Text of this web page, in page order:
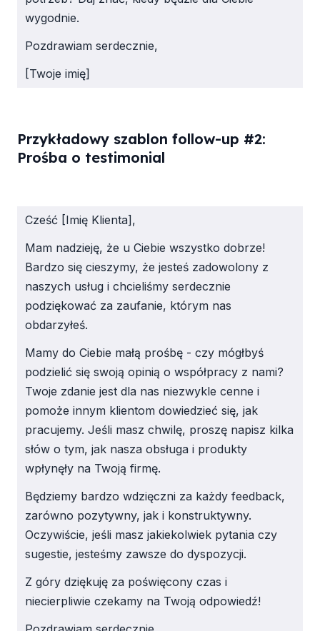
wygodnie.
Pozdrawiam serdecznie,
[Twoje imię]
Przykładowy szablon follow-up #2:
Prośba o testimonial
Cześć [Imię Klienta],
Mam nadzieję, że u Ciebie wszystko dobrze!
Bardzo się cieszymy, że jesteś zadowolony z
naszych usług i chcieliśmy serdecznie
podziękować za zaufanie, którym nas
obdarzyłeś.
Mamy do Ciebie małą prośbę - czy mógłbyś
podzielić się swoją opinią o współpracy z nami?
Twoje zdanie jest dla nas niezwykle cenne i
pomoże innym klientom dowiedzieć się, jak
pracujemy. Jeśli masz chwilę, proszę napisz kilka
słów o tym, jak nasza obsługa i produkty
wpłynęły na Twoją firmę.
Będziemy bardzo wdzięczni za każdy feedback,
zarówno pozytywny, jak i konstruktywny.
Oczywiście, jeśli masz jakiekolwiek pytania czy
sugestie, jesteśmy zawsze do dyspozycji.
Z góry dziękuję za poświęcony czas i
niecierpliwie czekamy na Twoją odpowiedź!